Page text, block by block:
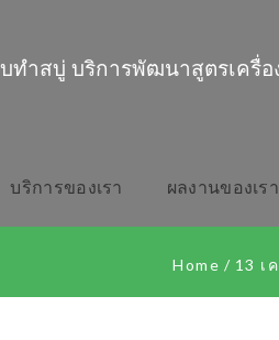
ทำสบู่ บริการพัฒนาสูตรเครื่
บริการของเรา ผลงานของเรา
Home / 13 เ